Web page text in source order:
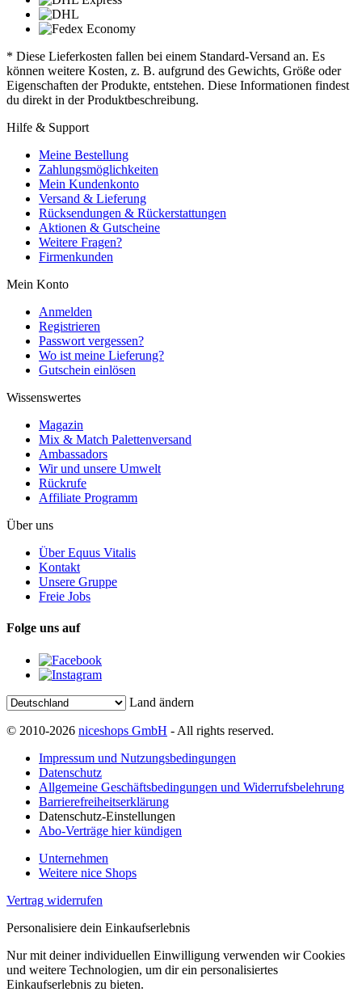
* Diese Lieferkosten fallen bei einem Standard-Versand an. Es
können weitere Kosten, z. B. aufgrund des Gewichts, Größe oder
Eigenschaften der Produkte, entstehen. Diese Informationen findest
du direkt in der Produktbeschreibung.
Hilfe & Support
Meine Bestellung
Zahlungsmöglichkeiten
Mein Kundenkonto
Versand & Lieferung
Rücksendungen & Rückerstattungen
Aktionen & Gutscheine
Weitere Fragen?
Firmenkunden
Mein Konto
Anmelden
Registrieren
Passwort vergessen?
Wo ist meine Lieferung?
Gutschein einlösen
Wissenswertes
Magazin
Mix & Match Palettenversand
Ambassadors
Wir und unsere Umwelt
Rückrufe
Affiliate Programm
Über uns
Über Equus Vitalis
Kontakt
Unsere Gruppe
Freie Jobs
Folge uns auf
Land ändern
© 2010-2026 niceshops GmbH - All rights reserved.
Impressum und Nutzungsbedingungen
Datenschutz
Allgemeine Geschäftsbedingungen und Widerrufsbelehrung
Barrierefreiheitserklärung
Datenschutz-Einstellungen
Abo-Verträge hier kündigen
Unternehmen
Weitere nice Shops
Vertrag widerrufen
Personalisiere dein Einkaufserlebnis
Nur mit deiner individuellen Einwilligung verwenden wir Cookies
und weitere Technologien, um dir ein personalisiertes
Einkaufserlebnis zu bieten.